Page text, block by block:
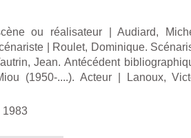
ou réalisateur|Audiard,
Roulet, Dominique.
Jean. Antécédent
(1950-....). Acteur
Lanoux,
1983